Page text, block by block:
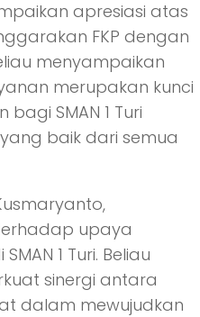
apresiasi atas
FKP dengan
menyampaikan
merupakan kunci
SMAN 1 Turi
baik dari semua
upaya
1 Turi. Beliau
sinergi antara
dalam mewujudkan